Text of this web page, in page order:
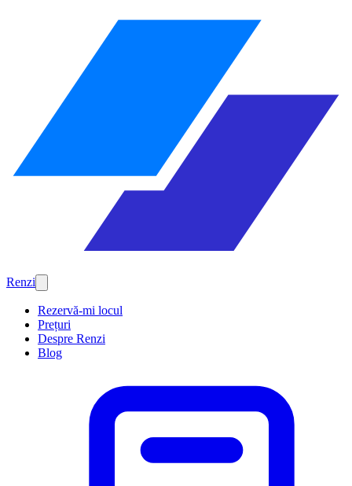
Renzi
Rezervă-mi locul
Prețuri
Despre Renzi
Blog